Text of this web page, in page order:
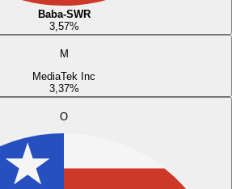
Baba-SWR
3,57%
M
MediaTek Inc
3,37%
O